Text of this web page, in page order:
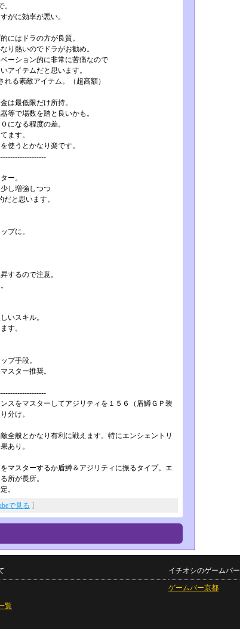
がに効率が悪い。
にはドラの方が良質。
り熱いのでドラがお勧め。
ーション的に非常に苦痛なので
アイテムだと思います。
る素敵アイテム。（超高額）
は最低限だけ所持。
等で場数を踏と良いかも。
になる程度の差。
ます。
使うとかなり楽です。
­--------
ー。
し増強しつつ
と思います。
プに。
するので注意。
いスキル。
す。
プ手段。
スター推奨。
­--------
スをマスターしてアジリティを１５­６（盾鱒ＧＰ装
分け。
全般とかなり有利に戦えます。特に­エンシェントリ
あり。
マスターするか盾鱒＆アジリティに­振るタイプ。エ
所が長所。
。
で見る ]
覧
イチオシのゲームバー
ゲームバー京都